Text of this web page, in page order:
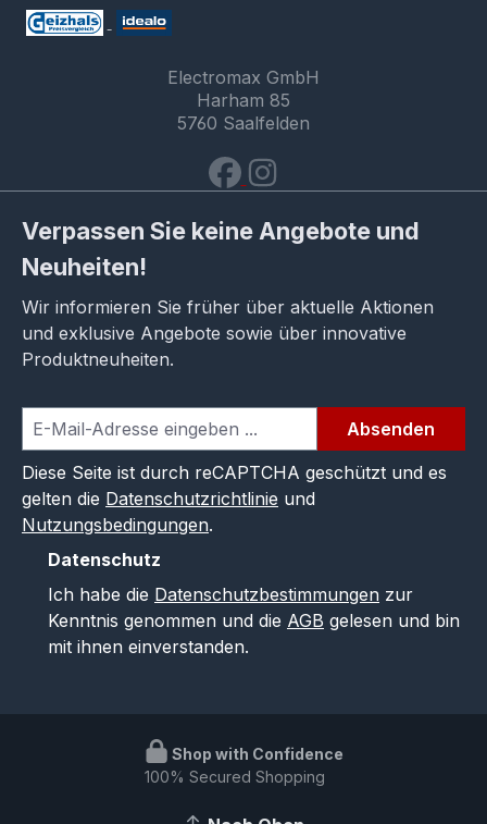
Electromax GmbH
Harham 85
5760 Saalfelden
Verpassen Sie keine Angebote und
Neuheiten!
Wir informieren Sie früher über aktuelle Aktionen
und exklusive Angebote sowie über innovative
Produktneuheiten.
Absenden
Diese Seite ist durch reCAPTCHA geschützt und es
gelten die Datenschutzrichtlinie und
Nutzungsbedingungen.
Datenschutz
Ich habe die Datenschutzbestimmungen zur
Kenntnis genommen und die AGB gelesen und bin
mit ihnen einverstanden.
Shop with Confidence
100% Secured Shopping